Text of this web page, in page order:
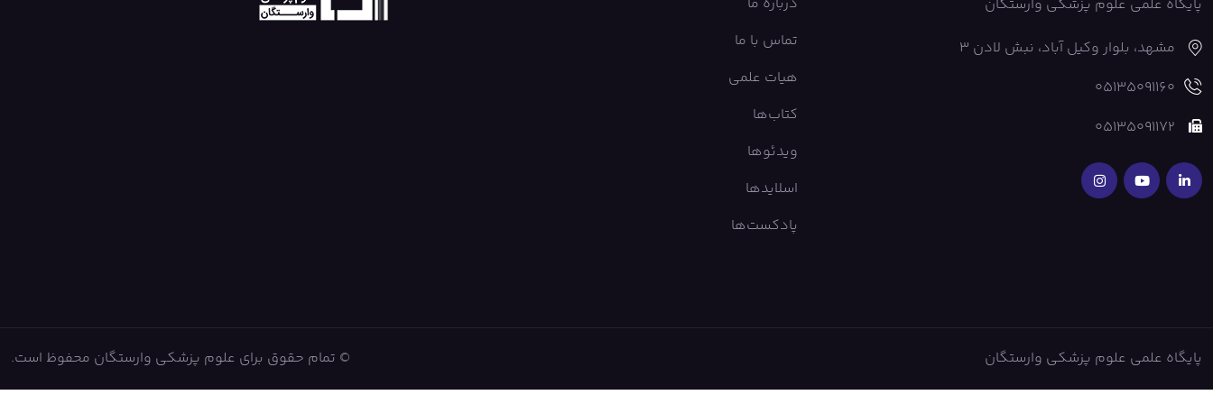
پایگاه علمی علوم پزشکی وارستگان
مشهد، بلوار وکیل آباد، نبش لادن 3
05135091160
05135091172
تماس با ما
هیات علمی
کتاب‌ها
ویدئوها
اسلایدها
پادکست‌ها
پایگاه علمی علوم پزشکی وارستگان © تمام حقوق برای علوم پزشکی وارستگان محفوظ است.